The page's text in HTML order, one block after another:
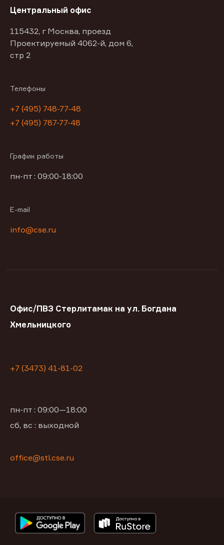
Центральный офис
115432, г Москва, проезд
Проектируемый 4062-й, дом 6,
стр 2
Телефоны
+7 (495) 748-77-48
+7 (495) 787-77-48
График работы
пн-пт : 09:00-18:00
E-mail
info@cse.ru
Офис/ПВЗ Стерлитамак на ул. Богдана
Хмельницкого
+7 (3473) 41-81-02
пн-пт : 09:00—18:00
сб, вс : выходной
office@stl.cse.ru